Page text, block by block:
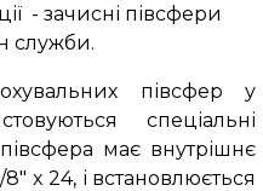
- зачисні півсфери
служби.
півсфер у
спеціальні
має внутрішнє
8" x 24, і встановлюється